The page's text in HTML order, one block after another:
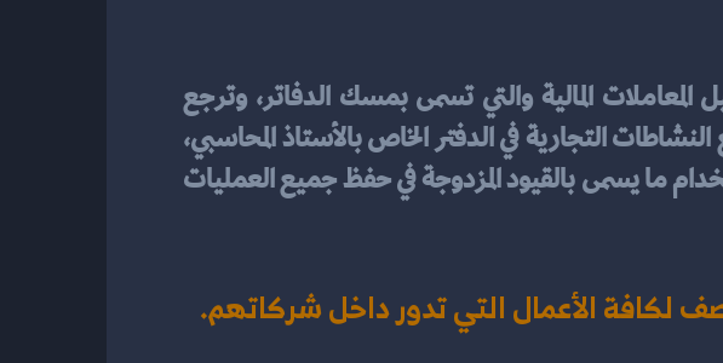
لكافة الأعمال التي تدور داخل شركاتهم.